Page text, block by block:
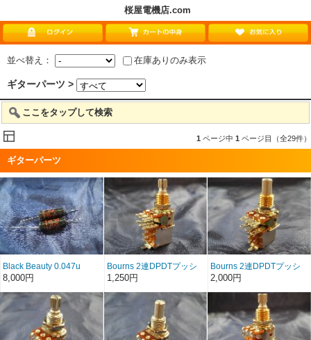
桜屋電機店.com
並べ替え： 在庫ありのみ表示
ギターパーツ >
ここをタップして検索
1 ページ中 1 ページ目（全29件）
ギターパーツ
Black Beauty 0.047u
600V SPRAGUE
8,000円
Bourns 2連DPDTプッシ
ュプルスイッチ付き スプ
POTENTIOMETER
1,250円
Bourns 2連DPDTプッシ
ュプルスイッチ付き ソリ
POTENTIOMETER
2,000円